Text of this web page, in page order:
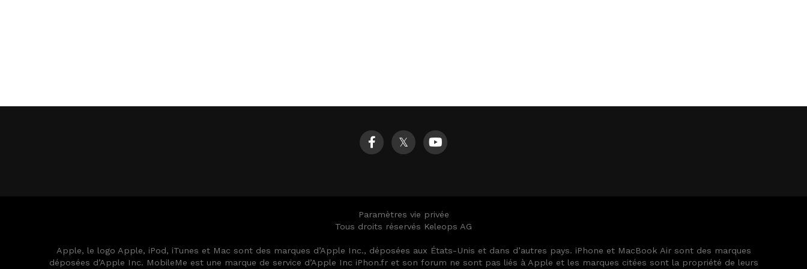
𝕏
Paramètres vie privée
Tous droits réservés Keleops AG
Apple, le logo Apple, iPod, iTunes et Mac sont des marques d’Apple Inc., déposées aux États-Unis et dans d’autres pays. iPhone et MacBook Air sont des marques
déposées d’Apple Inc. MobileMe est une marque de service d’Apple Inc iPhon.fr et son forum ne sont pas liés à Apple et les marques citées sont la propriété de leurs